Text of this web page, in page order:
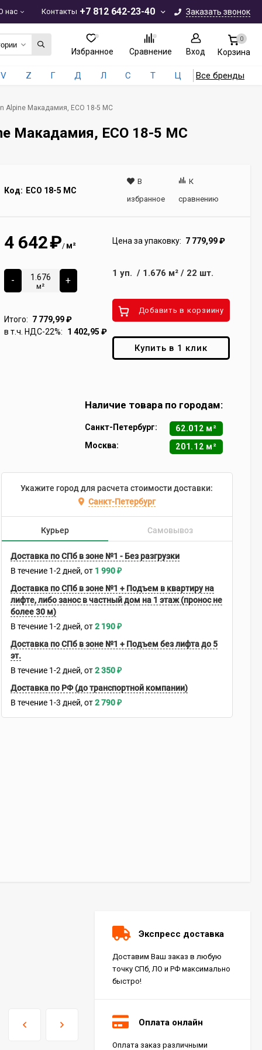
+7 812 642-23-40 Заказать звонок
нас Контакты
Избранное Сравнение Вход
0
Корзина
V Z Г Д Л С Т Ц Все бренды
Alpine Макадамия, ECO 18-5 MC
Макадамия, ECO 18-5 MC
Код: ECO 18-5 MC
В
избранное
К
сравнению
4 642₽/ м²
-
м²
+
Итого: 7 779,99₽
в т.ч. НДС-22%:
1 402,95 ₽
Цена за упаковку: 7 779,99₽
1 уп. / 1.676 м²/ 22 шт.
Добавить в корзиину
Купить в 1 клик
Наличие товара по городам:
Санкт-Петербург:
62.012 м²
Москва:
201.12 м²
Укажите город для расчета стоимости доставки:
Санкт-Петербург
Курьер Самовывоз
Доставка по СПб в зоне №1 - Без разгрузки
В течение 1-2 дней 1 990₽
Доставка по СПб в зоне №1 + Подъем в квартиру на
лифте, либо занос в частный дом на 1 этаж (пронос не
более 30 м)
В течение 1-2 дней 2 190₽
Доставка по СПб в зоне №1 + Подъем без лифта до 5
эт.
В течение 1-2 дней 2 350₽
Доставка по РФ (до транспортной компании)
В течение 1-3 дней 2 790₽
Экспресс доставка
Доставим Ваш заказ в любую
точку СПб, ЛО и РФ максимально
быстро!
Оплата онлайн
Оплата заказ различными